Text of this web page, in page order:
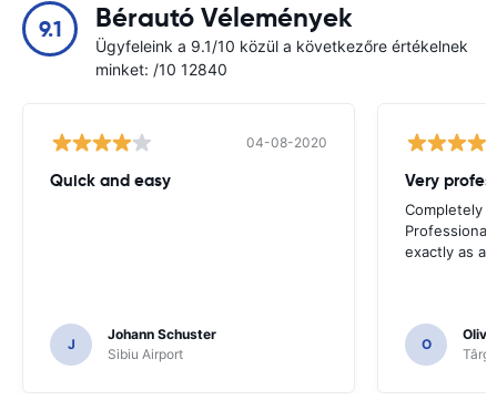
9.1 Bérautó Vélemények
Ügyfeleink a 9.1/10 közül a következőre értékelnek
minket: /10 12840
04-08-2020
Quick and easy
J
Johann Schuster
Sibiu Airport
Completely
exactly as
O